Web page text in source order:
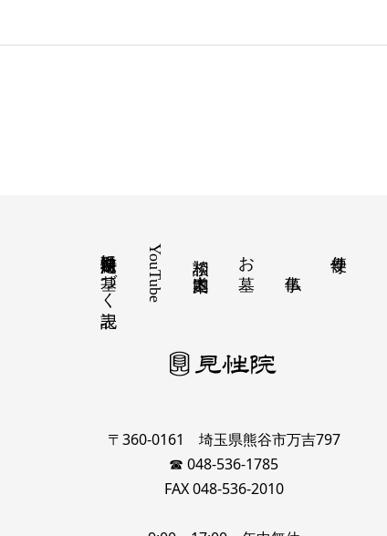
寺便り
お墓
YouTube
特定商取引法に基づく表記
〒360-0161 埼玉県熊谷市万吉797
☎ 048-536-1785
FAX 048-536-2010